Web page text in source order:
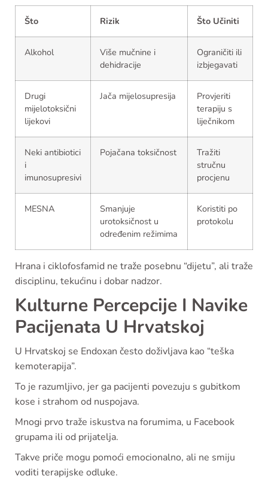
Što Rizik Što Učiniti
Alkohol
Više mučnine i
dehidracije
Ograničiti ili
izbjegavati
Drugi
mijelotoksični
lijekovi
Jača mijelosupresija
Provjeriti
terapiju s
liječnikom
Neki antibiotici
i
imunosupresivi
Pojačana toksičnost
Tražiti
stručnu
procjenu
MESNA
Smanjuje
urotoksičnost u
određenim režimima
Koristiti po
protokolu
Hrana i ciklofosfamid ne traže posebnu “dijetu”, ali traže
disciplinu, tekućinu i dobar nadzor.
Kulturne Percepcije I Navike
Pacijenata U Hrvatskoj
U Hrvatskoj se Endoxan često doživljava kao “teška
kemoterapija”.
To je razumljivo, jer ga pacijenti povezuju s gubitkom
kose i strahom od nuspojava.
Mnogi prvo traže iskustva na forumima, u Facebook
grupama ili od prijatelja.
Takve priče mogu pomoći emocionalno, ali ne smiju
voditi terapijske odluke.